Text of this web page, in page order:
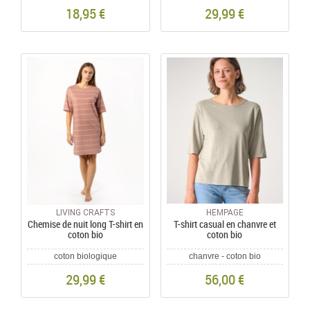
18,95 € 29,99 €
LIVING CRAFTS
Chemise de nuit long T-shirt en
coton bio
coton biologique
29,99 €
HEMPAGE
T-shirt casual en chanvre et
coton bio
chanvre - coton bio
56,00 €